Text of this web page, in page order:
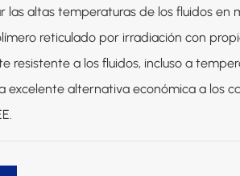
altas temperaturas de los fluidos en
reticulado por irradiación con
resistente a los fluidos, incluso a
excelente alternativa económica a los